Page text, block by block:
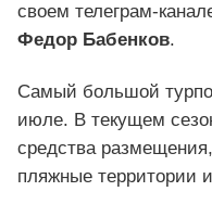
своем телеграм-
Федор Бабенков.
Самый большой
июле. В текущем
средства
пляжные территории